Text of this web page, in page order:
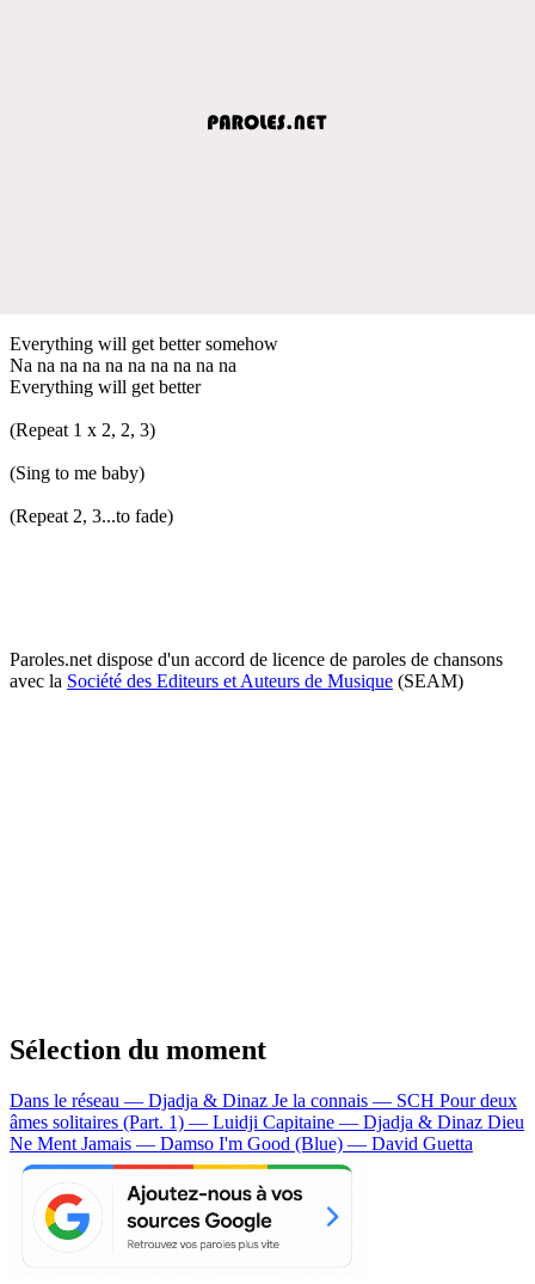
Everything will get better somehow
Na na na na na na na na na na
Everything will get better
(Repeat 1 x 2, 2, 3)
(Sing to me baby)
(Repeat 2, 3...to fade)
Paroles.net dispose d'un accord de licence de paroles de chansons
avec la Société des Editeurs et Auteurs de Musique (SEAM)
Sélection du moment
Dans le réseau — Djadja & Dinaz Je la connais — SCH Pour deux
âmes solitaires (Part. 1) — Luidji Capitaine — Djadja & Dinaz Dieu
Ne Ment Jamais — Damso I'm Good (Blue) — David Guetta